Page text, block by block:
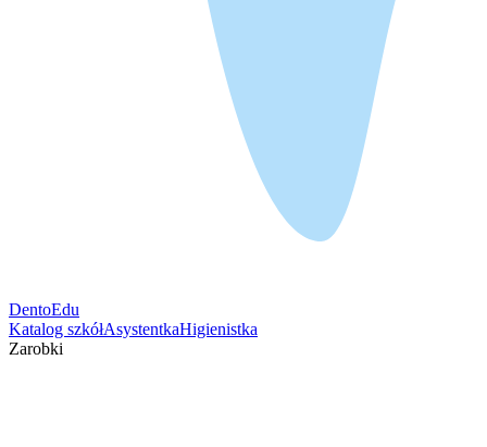
DentoEdu
Katalog szkółAsystentkaHigienistka
Zarobki